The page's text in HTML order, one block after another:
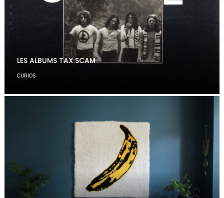
LES ALBUMS TAX SCAM
CURIOS